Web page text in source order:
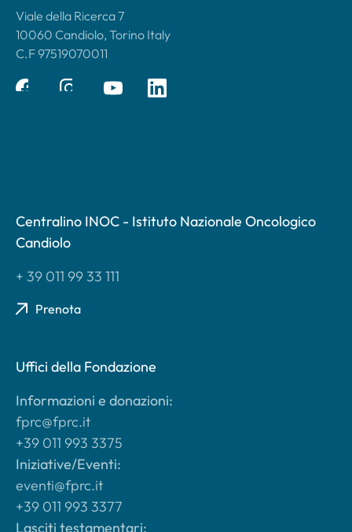
Viale della Ricerca 7
10060 Candiolo, Torino Italy
C.F 97519070011
Centralino INOC - Istituto Nazionale Oncologico
Candiolo
+ 39 011 99 33 111
Prenota
Uffici della Fondazione
Informazioni e donazioni:
fprc@fprc.it
+39 011 993 3375
Iniziative/Eventi:
eventi@fprc.it
+39 011 993 3377
Lasciti testamentari: